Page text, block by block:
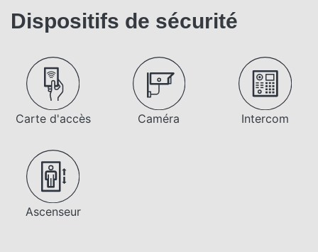
Dispositifs de sécurité
Carte d'accès Caméra Intercom
Ascenseur